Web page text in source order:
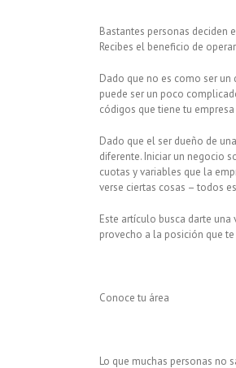
Bastantes personas deciden
Recibes el beneficio de
Dado que no es como ser
puede ser un poco
códigos que tiene tu
Dado que el ser dueño de
diferente. Iniciar un negocio
cuotas y variables que la
verse ciertas cosas – todos
Este artículo busca darte
provecho a la posición que
Conoce tu área
Lo que muchas personas no